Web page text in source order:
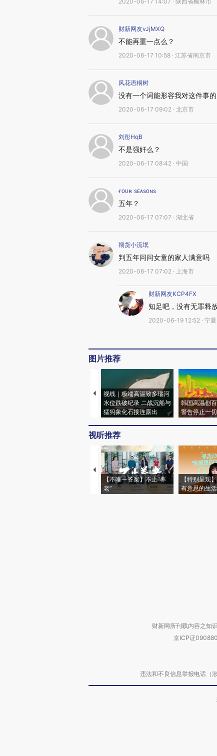
财新网友vJjMXQ
不能再重一点么？
2020-06-17 10:58 · 江苏省南京市
风花语桐树
没有一个词能形容我对这件事
2020-06-17 09:02 · 北京市
刘彤HqB
不是强奸么？
2020-06-17 08:42 · 中国
ғᴏᴜʀ sᴇᴀsᴏɴs
五年？
2020-06-17 07:07 · 湖北省
期货小流氓
判五年问问女童的家人满意吗
2020-06-17 07:02 · 上海市
财新网友KCP4FX
知足吧，没有无罪释
2020-06-19 12:52 · 宁夏
图片推荐
视线｜极端高温致多瑙河
水位跌破纪录 二战沉船与
猛犸象化石接连露出
韩国高温创
警告停止一
视听推荐
【不唯一答案】不止“养
老”
【特别呈现
有意思的生
财新网所刊载内容之知
京ICP证
违法和不良信息举报电话